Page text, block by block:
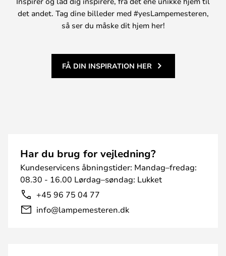
det andet. Tag dine billeder med #yesLampemesteren,
så ser du måske dit hjem her!
FÅ DIN INSPIRATION HER
Har du brug for vejledning?
Kundeservicens åbningstider: Mandag–fredag:
08.30 - 16.00 Lørdag–søndag: Lukket
+45 96 75 04 77
info@lampemesteren.dk